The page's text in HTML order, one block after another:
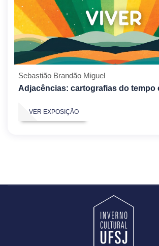
Sebastião Brandão Miguel
Adjacências: cartografias do tempo
VER EXPOSIÇÃO